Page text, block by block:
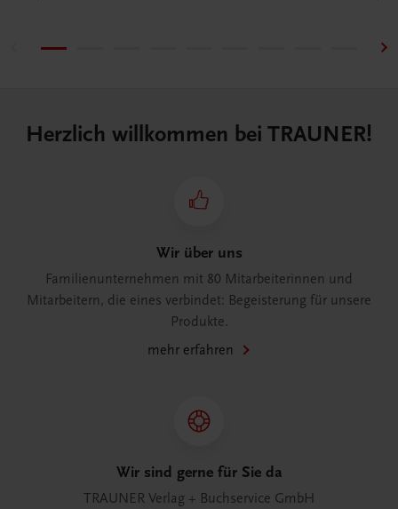
Herzlich willkommen bei TRAUNER!
Wir über uns
Familienunternehmen mit 80 Mitarbeiterinnen und
Mitarbeitern, die eines verbindet: Begeisterung für unsere
Produkte.
mehr erfahren
Wir sind gerne für Sie da
TRAUNER Verlag + Buchservice GmbH